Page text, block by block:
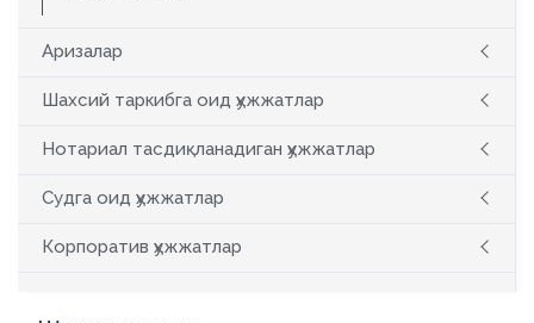
Аризалар
Шахсий таркибга оид ҳужжатлар
Нотариал тасдиқланадиган ҳужжатлар
Судга оид ҳужжатлар
Корпоратив ҳужжатлар